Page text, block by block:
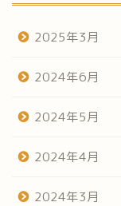
2025年3月
2024年6月
2024年5月
2024年4月
2024年3月